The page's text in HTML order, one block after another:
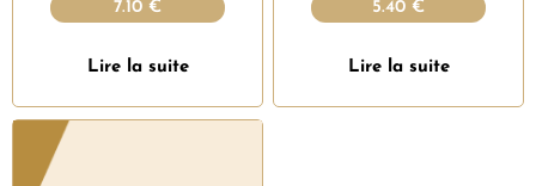
7.10 €
Lire la suite
5.40 €
Lire la suite